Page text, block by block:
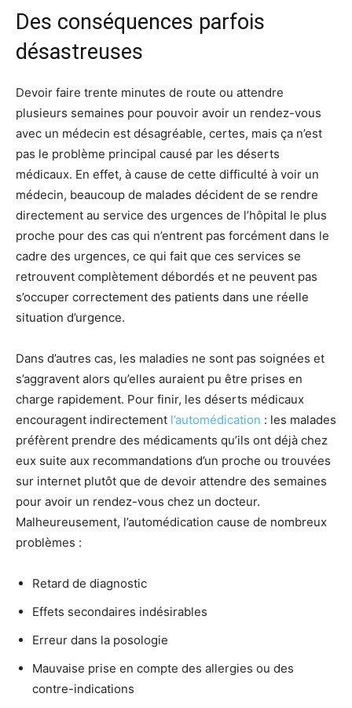
Des conséquences parfois
désastreuses
Devoir faire trente minutes de route ou attendre
plusieurs semaines pour pouvoir avoir un rendez-vous
avec un médecin est désagréable, certes, mais ça n’est
pas le problème principal causé par les déserts
médicaux. En effet, à cause de cette difficulté à voir un
médecin, beaucoup de malades décident de se rendre
directement au service des urgences de l’hôpital le plus
proche pour des cas qui n’entrent pas forcément dans le
cadre des urgences, ce qui fait que ces services se
retrouvent complètement débordés et ne peuvent pas
s’occuper correctement des patients dans une réelle
situation d’urgence.
Dans d’autres cas, les maladies ne sont pas soignées et
s’aggravent alors qu’elles auraient pu être prises en
charge rapidement. Pour finir, les déserts médicaux
encouragent indirectement l’automédication : les malades
préfèrent prendre des médicaments qu’ils ont déjà chez
eux suite aux recommandations d’un proche ou trouvées
sur internet plutôt que de devoir attendre des semaines
pour avoir un rendez-vous chez un docteur.
Malheureusement, l’automédication cause de nombreux
problèmes :
Retard de diagnostic
Effets secondaires indésirables
Erreur dans la posologie
Mauvaise prise en compte des allergies ou des
contre-indications